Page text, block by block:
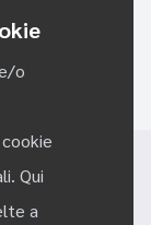
o
Qui
a